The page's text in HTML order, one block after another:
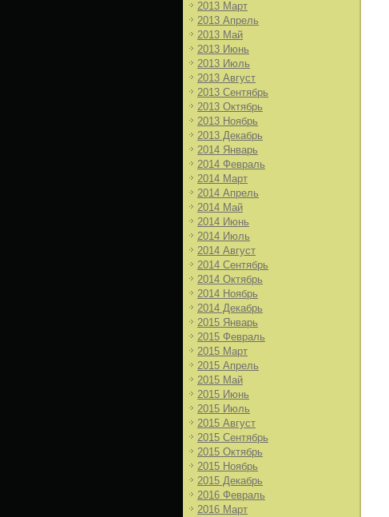
2013 Март
2013 Апрель
2013 Май
2013 Июнь
2013 Июль
2013 Август
2013 Сентябрь
2013 Октябрь
2013 Ноябрь
2013 Декабрь
2014 Январь
2014 Февраль
2014 Март
2014 Апрель
2014 Май
2014 Июнь
2014 Июль
2014 Август
2014 Сентябрь
2014 Октябрь
2014 Ноябрь
2014 Декабрь
2015 Январь
2015 Февраль
2015 Март
2015 Апрель
2015 Май
2015 Июнь
2015 Июль
2015 Август
2015 Сентябрь
2015 Октябрь
2015 Ноябрь
2015 Декабрь
2016 Февраль
2016 Март